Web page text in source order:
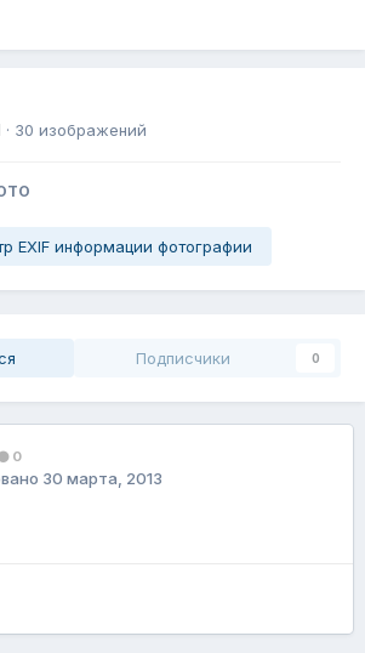
· 30 изображений
EXIF информации фотографии
Подписчики 0
0
30 марта, 2013